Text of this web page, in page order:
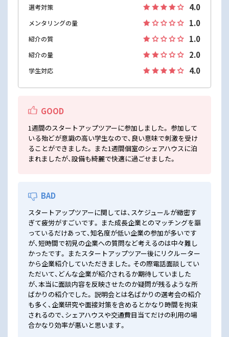
選考対策 4.0
メンタリングの量 1.0
紹介の質 1.0
紹介の量 2.0
学生対応 4.0
GOOD
1週間のスタートアップツアーに参加しました。 参加して
いる殆どが意識の高い学生なので、良い意味で刺激を受け
ることができました。 また1週間個室のシェアハウスに泊
まれましたが、設備も綺麗で快適に過ごせました。
BAD
スタートアップツアーに関しては、スケジュールが緻密す
ぎて疲労がすごいです。 また成長企業とのマッチングを謳
っているだけあって、知名度が低い企業の参加が多いです
が、短時間で初見の企業への質問など考えるのは中々難し
かったです。 またスタートアップツアー後にリクルーター
から企業紹介していただきました。その際電話面談してい
ただいて、どんな企業が紹介されるか期待していました
が、本当に面談内容を反映させたのか疑問が残るような所
ばかりの紹介でした。 説明会とは名ばかりの選考会の紹介
も多く、企業研究や面接対策を含めるとかなり時間を拘束
されるので、シェアハウスや交通費目当てだけの利用の場
合かなり効率が悪いと思います。